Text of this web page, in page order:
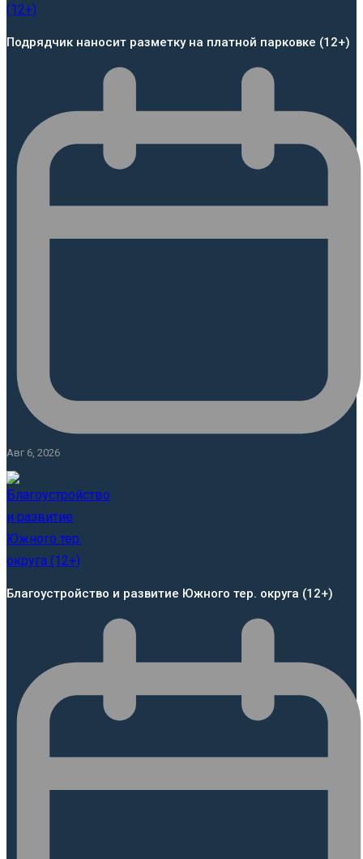
Подрядчик наносит разметку на платной парковке (12+)
Авг 6, 2026
Благоустройство и развитие Южного тер. округа (12+)